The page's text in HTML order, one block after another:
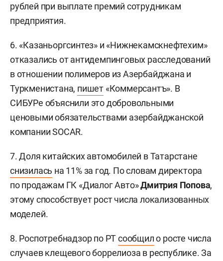
рублей при выплате премий сотрудникам
предприятия.
6. «Казаньоргсинтез» и «Нижнекамскнефтехим»
отказались от антидемпинговых расследований
в отношении полимеров из Азербайджана и
Туркменистана, пишет «Коммерсантъ». В
СИБУРе объяснили это добровольными
ценовыми обязательствами азербайджанской
компании SOCAR.
7. Доля китайских автомобилей в Татарстане
снизилась на 11% за год. По словам директора
по продажам ГК «Диалог Авто»Дмитрия Попова,
этому способствует рост числа локализованных
моделей.
8. Роспотребнадзор по РТсообщило росте числа
случаев клещевого боррелиоза в республике. За